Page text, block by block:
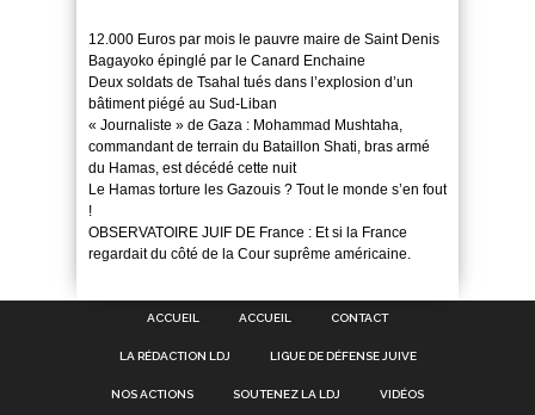
12.000 Euros par mois le pauvre maire de Saint Denis
Bagayoko épinglé par le Canard Enchaine
Deux soldats de Tsahal tués dans l’explosion d’un
bâtiment piégé au Sud-Liban
« Journaliste » de Gaza : Mohammad Mushtaha,
commandant de terrain du Bataillon Shati, bras armé
du Hamas, est décédé cette nuit
Le Hamas torture les Gazouis ? Tout le monde s’en fout
!
OBSERVATOIRE JUIF DE France : Et si la France
regardait du côté de la Cour suprême américaine.
ACCUEIL ACCUEIL CONTACT
LA RÉDACTION LDJ LIGUE DE DÉFENSE JUIVE
NOS ACTIONS SOUTENEZ LA LDJ VIDÉOS